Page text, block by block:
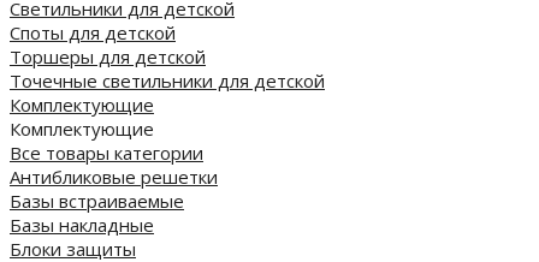
Светильники для детской
Споты для детской
Торшеры для детской
Точечные светильники для детской
Комплектующие
Комплектующие
Все товары категории
Антибликовые решетки
Базы встраиваемые
Базы накладные
Блоки защиты